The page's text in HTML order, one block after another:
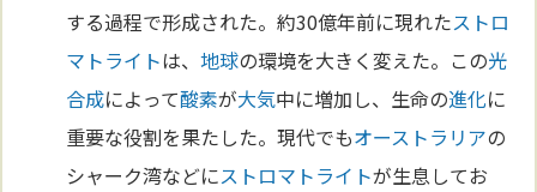
する過程で形成された。約30億年前に現れたストロ
マトライトは、地球の環境を大きく変えた。この光
合成によって酸素が大気中に増加し、生命の進化に
重要な役割を果たした。現代でもオーストラリアの
シャーク湾などにストロマトライトが生息してお